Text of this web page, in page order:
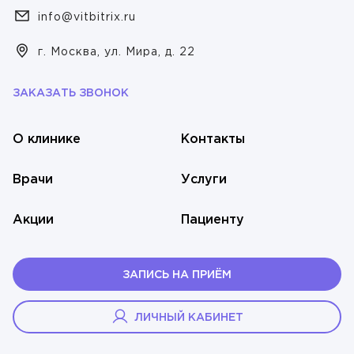
Флебология
Хирургия
info@vitbitrix.ru
г. Москва, ул. Мира, д. 22
ЗАКАЗАТЬ ЗВОНОК
О клинике
Врачи
Акции
Контакты
Услуги
Пациенту
ЗАПИСЬ НА ПРИЁМ
ЛИЧНЫЙ КАБИНЕТ
Юдина Вероника Максимовна